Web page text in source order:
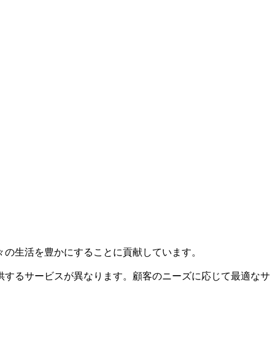
生活を豊かにすることに貢献しています。
るサービスが異なります。顧客のニーズに応じて最適なサ